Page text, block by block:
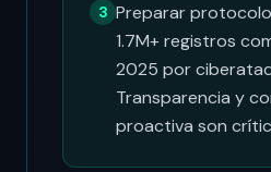
3 Preparar
1.7M+ registros
2025 por
Transparencia y
proactiva son